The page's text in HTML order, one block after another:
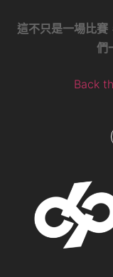
這不只是一場比賽
們
Back